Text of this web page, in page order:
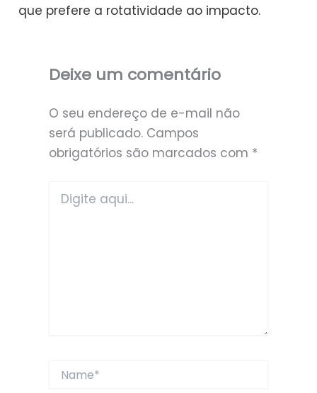
que prefere a rotatividade ao impacto.
Deixe um comentário
O seu endereço de e-mail não
será publicado. Campos
obrigatórios são marcados com *
aqui...